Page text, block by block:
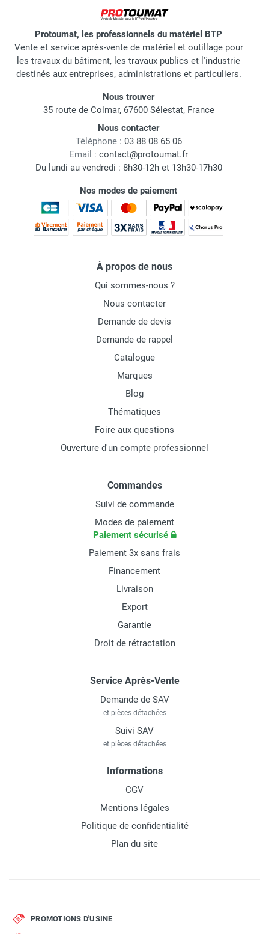
Protoumat, les professionnels du matériel BTP
Vente et service après-vente de matériel et outillage pour
les travaux du bâtiment, les travaux publics et l'industrie
destinés aux entreprises, administrations et particuliers.
Nous trouver
35 route de Colmar, 67600 Sélestat, France
Nous contacter
Téléphone : 03 88 08 65 06
Email : contact@protoumat.fr
Du lundi au vendredi : 8h30-12h et 13h30-17h30
Nos modes de paiement
À propos de nous
Qui sommes-nous ?
Nous contacter
Demande de devis
Demande de rappel
Catalogue
Marques
Blog
Thématiques
Foire aux questions
Ouverture d'un compte professionnel
Commandes
Suivi de commande
Modes de paiement
Paiement sécurisé
Paiement 3x sans frais
Financement
Livraison
Export
Garantie
Droit de rétractation
Service Après-Vente
Demande de SAV
et pièces détachées
Suivi SAV
et pièces détachées
Informations
CGV
Mentions légales
Politique de confidentialité
Plan du site
PROMOTIONS D'USINE